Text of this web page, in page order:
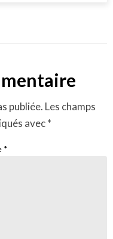
publiée. Les champs
avec*
*